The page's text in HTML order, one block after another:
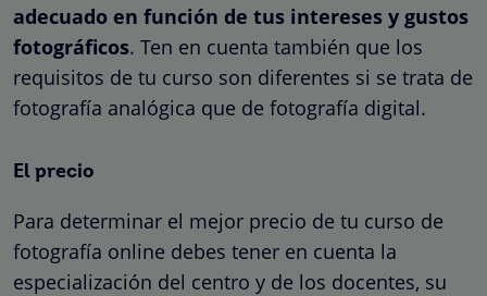
adecuado en función de tus intereses y gustos
fotográficos. Ten en cuenta también que los
requisitos de tu curso son diferentes si se trata de
fotografía analógica que de fotografía digital.
El precio
Para determinar el mejor precio de tu curso de
fotografía online debes tener en cuenta la
especialización del centro y de los docentes, su